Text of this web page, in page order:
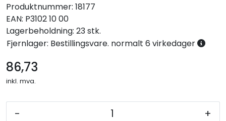
Produktnummer: 18177
EAN: P3102 10 00
Lagerbeholdning: 23 stk.
Fjernlager: Bestillingsvare. normalt 6 virkedager
86,73
inkl. mva.
- +